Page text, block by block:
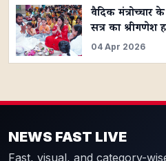
वैदिक
सत्र का
04 Apr 2026
NEWS FAST LIVE
Fast, visual, and category-